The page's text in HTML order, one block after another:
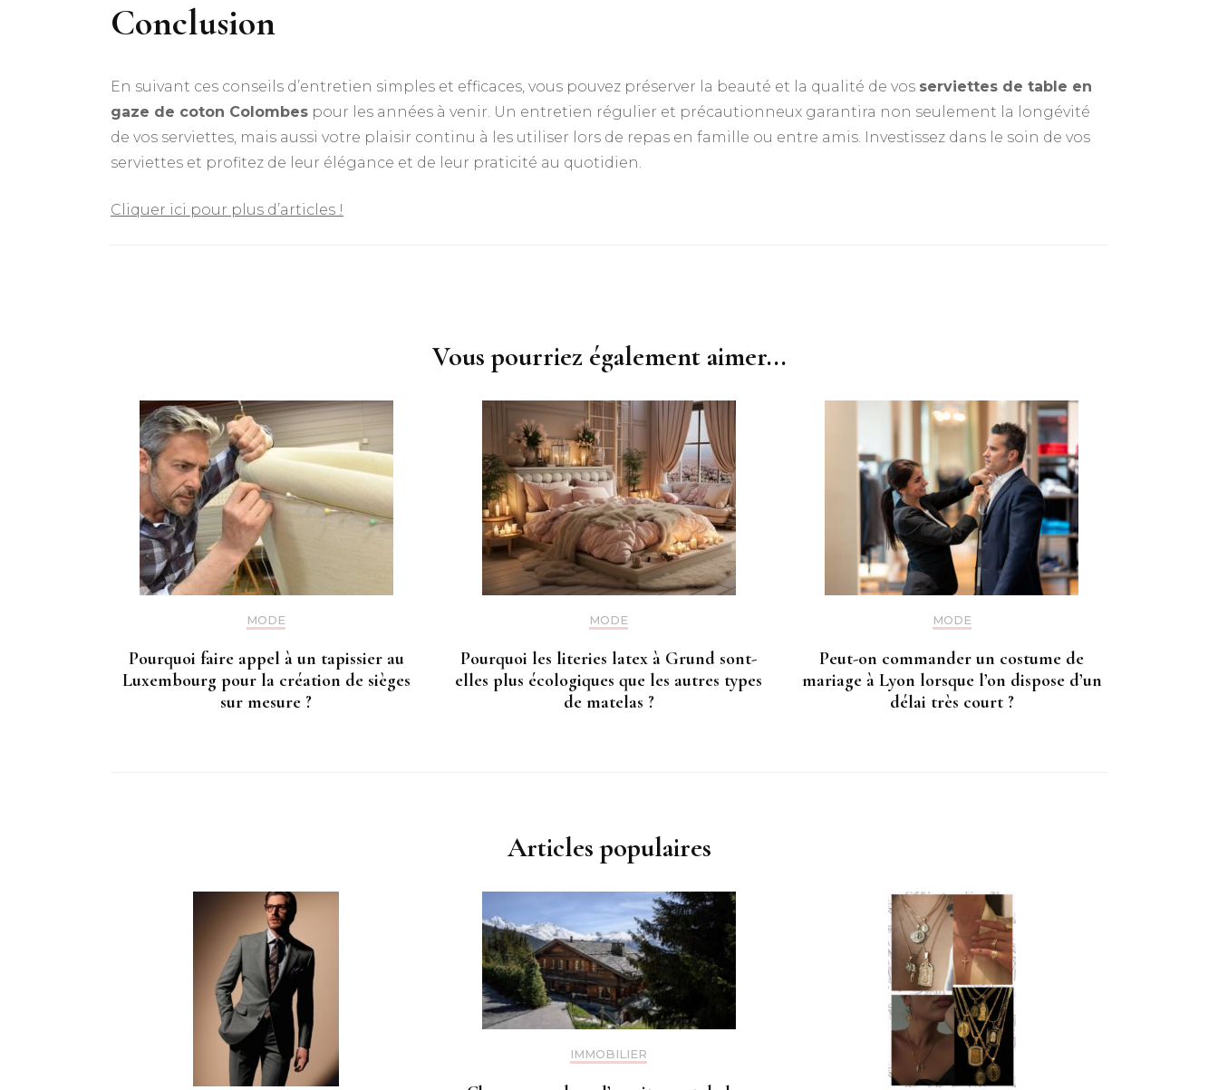
Conclusion
En suivant ces conseils d’entretien simples et efficaces, vous pouvez préserver la beauté et la qualité de vos serviettes de table en
gaze de coton Colombes pour les années à venir. Un entretien régulier et précautionneux garantira non seulement la longévité
de vos serviettes, mais aussi votre plaisir continu à les utiliser lors de repas en famille ou entre amis. Investissez dans le soin de vos
serviettes et profitez de leur élégance et de leur praticité au quotidien.
Cliquer ici pour plus d’articles !
Vous pourriez également aimer...
MODE
Pourquoi faire appel à un tapissier au
Luxembourg pour la création de sièges
sur mesure ?
MODE
Pourquoi les literies latex à Grund sont-
elles plus écologiques que les autres types
de matelas ?
MODE
Peut-on commander un costume de
mariage à Lyon lorsque l’on dispose d’un
délai très court ?
Articles populaires
IMMOBILIER